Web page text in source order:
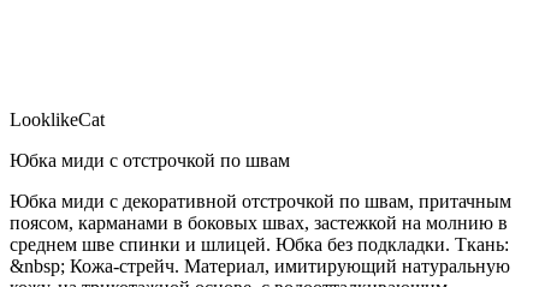
LooklikeCat
Юбка миди с отстрочкой по швам
Юбка миди с декоративной отстрочкой по швам, притачным
поясом, карманами в боковых швах, застежкой на молнию в
среднем шве спинки и шлицей. Юбка без подкладки. Ткань:
&nbsp; Кожа-стрейч. Материал, имитирующий натуральную